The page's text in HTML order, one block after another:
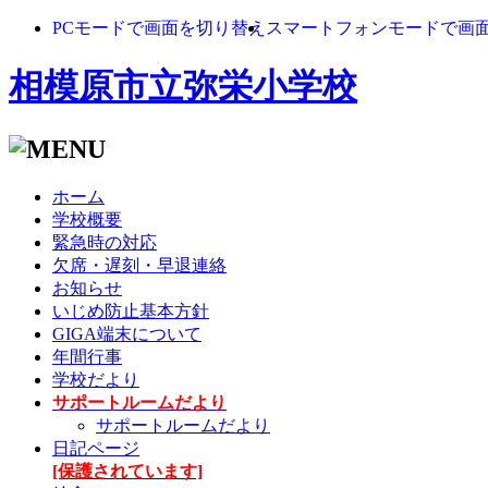
PCモードで画面を切り替え スマートフォンモードで画
相模原市立弥栄小学校
ホーム
学校概要
緊急時の対応
欠席・遅刻・早退連絡
お知らせ
いじめ防止基本方針
GIGA端末について
年間行事
学校だより
サポートルームだより
サポートルームだより
日記ページ
[保護されています]